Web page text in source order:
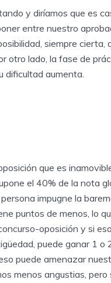
y diríamos que es
entre nuestro
siempre cierta,
otro lado, la fase de
dificultad aumenta.
que es
el 40% de la nota
impugne la
puntos de menos, lo
oposición y si
puede ganar 1 o
puede amenazar
menos angustias,